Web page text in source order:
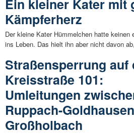
Ein kleiner Kater mit
Kämpferherz
Der kleine Kater Hümmelchen hatte keinen
ins Leben. Das hielt ihn aber nicht davon
Straßensperrung auf
Kreisstraße 101:
Umleitungen
Ruppach-
Großholbach